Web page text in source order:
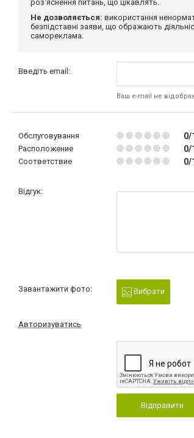
роз'яснення питань, що цікавлять.
Не дозволяється: використання
безпідставні заяви, що ображають
самореклама.
Введіть email:
Ваш e-mail не
Обслуговування 0/
Расположение 0/
Соответствие 0/
Відгук:
Завантажити фото: Вибрати
Авторизуватись
Відправити